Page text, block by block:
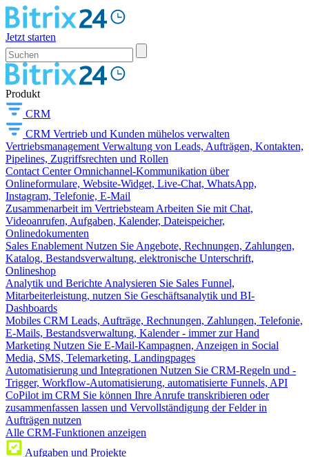
Jetzt starten
Produkt
CRM
CRM Vertrieb und Kunden mühelos verwalten
Vertriebsmanagement Verwaltung von Leads, Aufträgen, Kontakten,
Pipelines, Zugriffsrechten und Rollen
Contact Center Omnichannel-Kommunikation über
Onlineformulare, Website-Widget, Live-Chat, WhatsApp,
Instagram, Telefonie, E-Mail
Zusammenarbeit im Vertriebsteam Arbeiten Sie mit Chat,
Videoanrufen, Aufgaben, Kalender, Dateispeicher,
Onlinedokumenten
Sales Enablement Nutzen Sie Angebote, Rechnungen, Zahlungen,
Katalog, Bestandsverwaltung, elektronische Unterschrift,
Onlineshop
Analytik und Berichte Analysieren Sie Sales Funnel,
Mitarbeiterleistung, nutzen Sie Geschäftsanalytik und BI-
Dashboards
Mobiles CRM Leads, Aufträge, Rechnungen, Zahlungen, Telefonie,
E-Mails, Bestandsverwaltung, Kalender - immer zur Hand
Marketing Nutzen Sie E-Mail-Kampagnen, Anzeigen in Social
Media, SMS, Telemarketing, Landingpages
Automatisierung und Integrationen Nutzen Sie CRM-Regeln und -
Trigger, Workflow-Automatisierung, automatisierte Funnels, API
CoPilot im CRM Sie können Ihre Anrufe transkribieren oder
zusammenfassen lassen und Vervollständigung der Felder in
Aufträgen nutzen
Alle CRM-Funktionen anzeigen
Aufgaben und Projekte